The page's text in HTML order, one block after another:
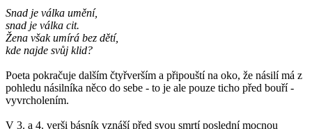
Snad je válka umění,
snad je válka cit.
Žena však umírá bez dětí,
kde najde svůj klid?
Poeta pokračuje dalším čtyřverším a připouští na oko, že násilí má z
pohledu násilníka něco do sebe - to je ale pouze ticho před bouří -
vyvrcholením.
V 3. a 4. verši básník vznáší před svou smrtí poslední mocnou